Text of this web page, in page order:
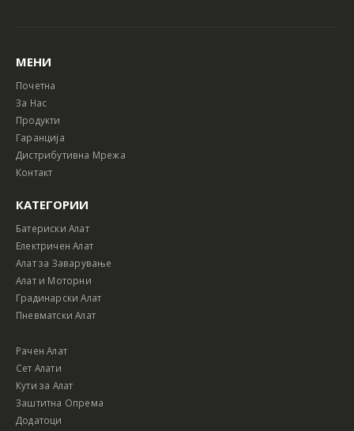
МЕНИ
Почетна
За Нас
Продукти
Гаранција
Дистрибутивна Мрежа
Контакт
КАТЕГОРИИ
Батериски Алат
Електричен Алат
Алат за Заварување
Алат и Моторни
Градинарски Алат
Пневматски Алат
Рачен Алат
Сет Алати
Кути за Алат
Заштитна Опрема
Додатоци